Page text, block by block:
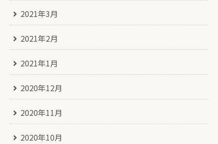
2021年3月
2021年2月
2021年1月
2020年12月
2020年11月
2020年10月